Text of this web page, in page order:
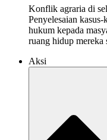
Konflik agraria di
Penyelesaian
hukum kepada
ruang hidup mereka
Aksi